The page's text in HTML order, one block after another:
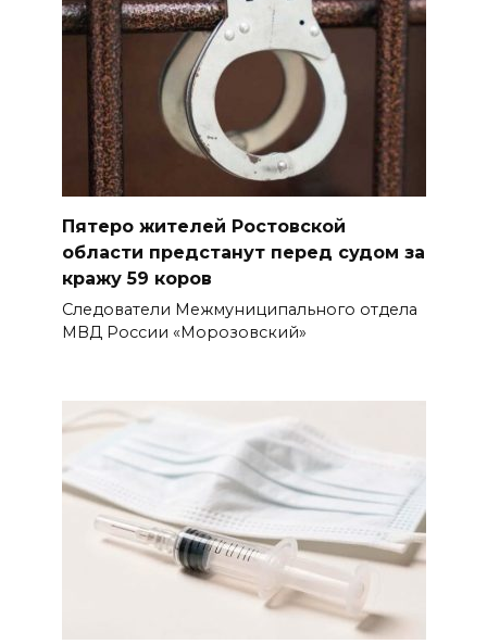
Пятеро жителей Ростовской
области предстанут перед судом за
кражу 59 коров
Следователи Межмуниципального отдела
МВД России «Морозовский»